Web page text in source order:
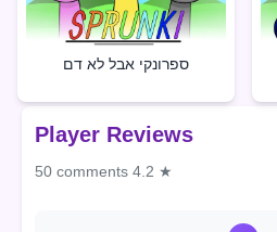
ספרונקי אבל לא דם
Player Reviews
50 comments 4.2 ★